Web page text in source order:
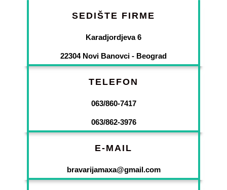
SEDIŠTE FIRME
Karadjordjeva 6
22304 Novi Banovci - Beograd
TELEFON
063/860-7417
063/862-3976
E-MAIL
bravarijamaxa@gmail.com